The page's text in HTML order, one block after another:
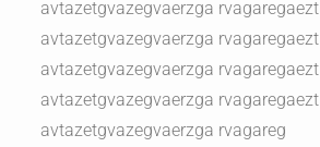
avtazetgvazegvaerzga rvagaregaezt
avtazetgvazegvaerzga rvagaregaezt
avtazetgvazegvaerzga rvagaregaezt
avtazetgvazegvaerzga rvagaregaezt
avtazetgvazegvaerzga rvagareg